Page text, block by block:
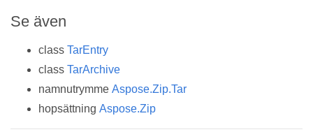
Se även
class TarEntry
class TarArchive
namnutrymme Aspose.Zip.Tar
hopsättning Aspose.Zip